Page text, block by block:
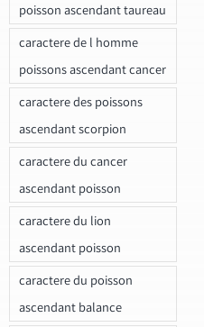
poisson ascendant taureau
caractere de l homme
poissons ascendant cancer
caractere des poissons
ascendant scorpion
caractere du cancer
ascendant poisson
caractere du lion
ascendant poisson
caractere du poisson
ascendant balance